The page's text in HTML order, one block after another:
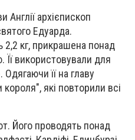
Англії архієпископ
Едуарда.
2,2 кг, прикрашена понад
Її використовували для
її на главу
які повторили всі
Його проводять понад